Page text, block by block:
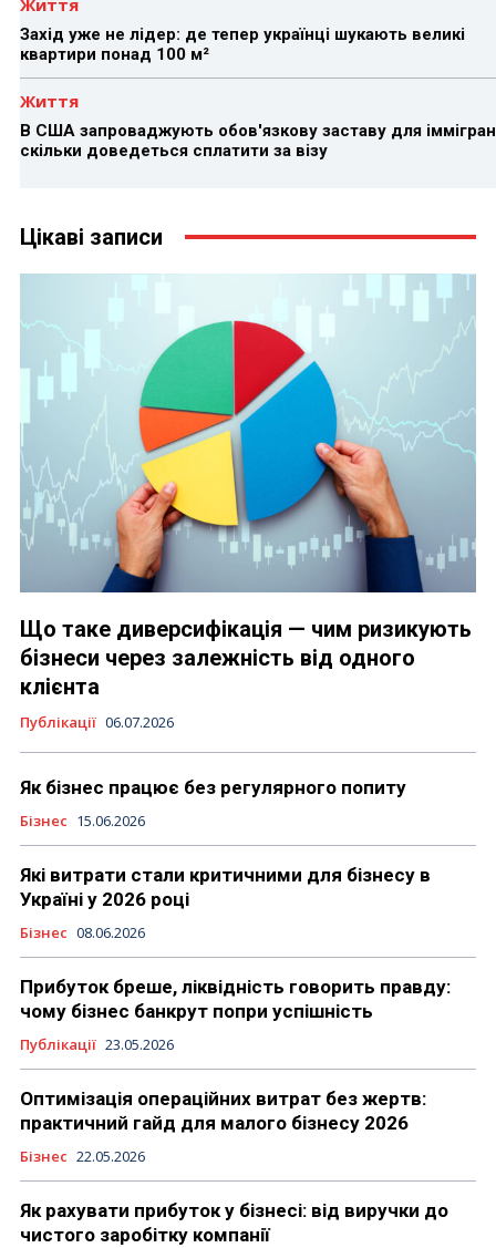
Життя
Захід уже не лідер: де тепер українці шукають великі
квартири понад 100 м²
Життя
В США запроваджують обов'язкову заставу для
скільки доведеться сплатити за візу
Цікаві записи
Що таке диверсифікація — чим ризикують
бізнеси через залежність від одного
клієнта
Публікації 06.07.2026
Як бізнес працює без регулярного попиту
Бізнес 15.06.2026
Які витрати стали критичними для бізнесу в
Україні у 2026 році
Бізнес 08.06.2026
Прибуток бреше, ліквідність говорить правду:
чому бізнес банкрут попри успішність
Публікації 23.05.2026
Оптимізація операційних витрат без жертв:
практичний гайд для малого бізнесу 2026
Бізнес 22.05.2026
Як рахувати прибуток у бізнесі: від виручки до
чистого заробітку компанії